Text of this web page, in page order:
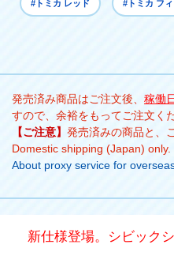
#トミカ レッド #トミカ フ
発売済み商品はご注文後、 稼働
すので、余裕をもってご注文く
【ご注意】 発売済みの商品と、
Domestic shipping (Japan) only.
About proxy service for
新仕様登場。シビック